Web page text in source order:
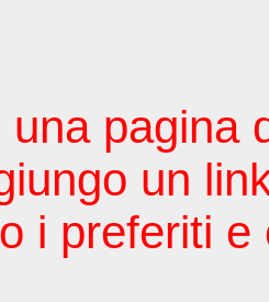
una pagina
un
i preferiti